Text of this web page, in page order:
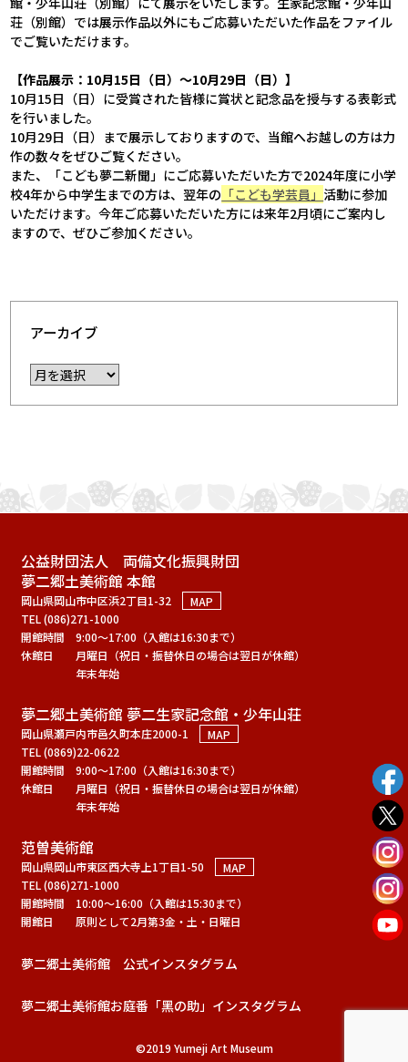
荘（別館）では展示作品以外にもご応募いただいた作品をファイル
でご覧いただけます。
【作品展示：10月15日（日）～10月29日（日）】
10月15日（日）に受賞された皆様に賞状と記念品を授与する表彰式
を行いました。
10月29日（日）まで展示しておりますので、当館へお越しの方は力
作の数々をぜひご覧ください。
また、「こども夢二新聞」にご応募いただいた方で2024年度に小学
校4年から中学生までの方は、翌年の 「こども学芸員」 活動に参加
いただけます。今年ご応募いただいた方には来年2月頃にご案内し
ますので、ぜひご参加ください。
アーカイブ
公益財団法人 両備文化振興財団
夢二郷土美術館 本館
岡山県岡山市中区浜2丁目1-32
MAP
TEL (086)271-1000
開館時間
9:00～17:00（入館は16:30まで）
休館日
月曜日（祝日・振替休日の場合は翌日が休館）
年末年始
夢二郷土美術館 夢二生家記念館・少年山荘
岡山県瀬戸内市邑久町本庄2000-1
MAP
TEL (0869)22-0622
開館時間
9:00～17:00（入館は16:30まで）
休館日
月曜日（祝日・振替休日の場合は翌日が休館）
年末年始
范曽美術館
岡山県岡山市東区西大寺上1丁目1-50
MAP
TEL (086)271-1000
開館時間
10:00～16:00（入館は15:30まで）
開館日
原則として2月第3金・土・日曜日
夢二郷土美術館 公式インスタグラム
夢二郷土美術館お庭番「黑の助」インスタグラム
©2019 Yumeji Art Museum